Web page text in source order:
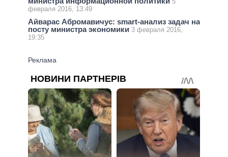
февраля 2016, 13:49
Айварас Абромавичус: smart-анализ задач на
посту министра экономики 3 февраля 2016,
19:35